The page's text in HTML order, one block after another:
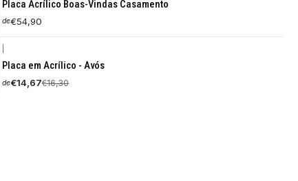
Placa Acrílico Boas-Vindas Casamento
de€54,90
-10%
DESCONTO
Placa em Acrílico - Avós
de€14,67€16,30